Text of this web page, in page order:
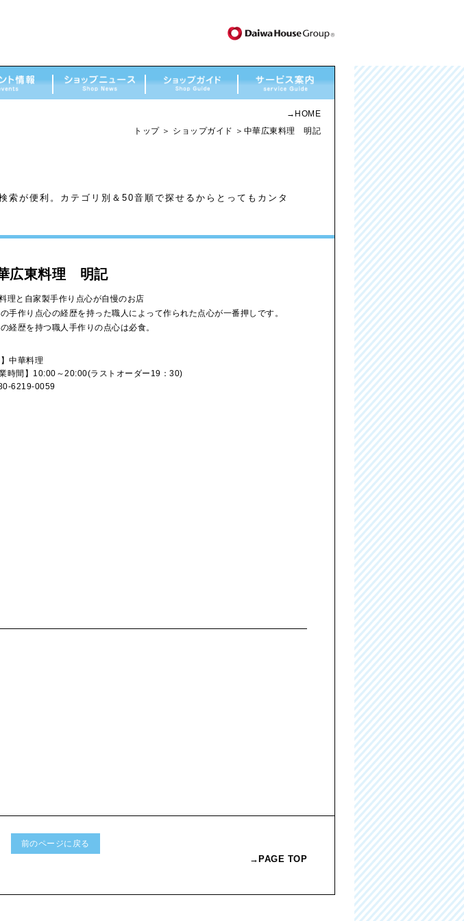
索が便利。カテゴリ別＆50音順で探せるからとってもカンタ
→ HOME
トップ＞ ショップガイド ＞中華広東料理 明記
広東料理 明記
理と自家製手作り点心が自慢のお店
手作り点心の経歴を持った職人によって作られた点心が一番押しです。
経歴を持つ職人手作りの点心は必食。
】中華料理
業時間】10:00～20:00(ラストオーダー19：30)
6219-0059
前のページに戻る
→PAGE TOP